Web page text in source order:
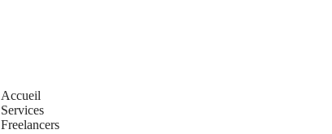
Accueil
Services
Freelancers